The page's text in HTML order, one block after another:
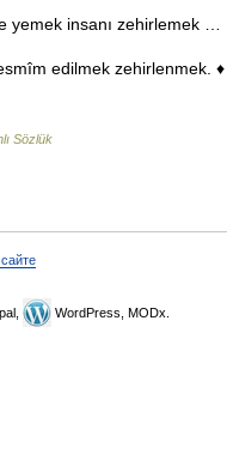
yemek insanı zehirlemek …
Sözlük
WordPress, MODx.